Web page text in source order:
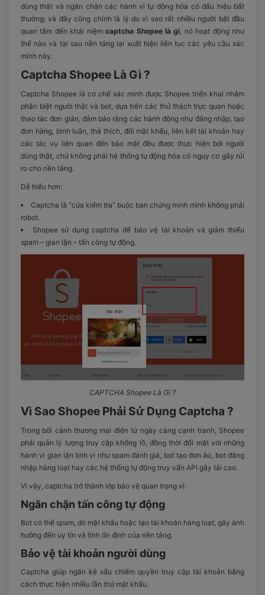
dùng thật và ngăn chặn các hành vi tự động hóa có dấu hiệu bất
thường; và đây cũng chính là lý do vì sao rất nhiều người bắt đầu
quan tâm đến khái niệmcaptcha Shopee là gì, nó hoạt động như
thế nào và tại sao nền tảng lại xuất hiện liên tục các yêu cầu xác
minh này.
Captcha Shopee Là Gì ?
Captcha Shopee là cơ chế xác minh được Shopee triển khai nhằm
phân biệt người thật và bot, dựa trên các thử thách trực quan hoặc
thao tác đơn giản, đảm bảo rằng các hành động như đăng nhập, tạo
đơn hàng, bình luận, thả thích, đổi mật khẩu, liên kết tài khoản hay
các tác vụ liên quan đến bảo mật đều được thực hiện bởi người
dùng thật, chứ không phải hệ thống tự động hóa có nguy cơ gây rủi
ro cho nền tảng.
Dễ hiểu hơn:
Captcha là “cửa kiểm tra” buộc bạn chứng minh mình không phải
robot.
Shopee sử dụng captcha để bảo vệ tài khoản và giảm thiểu
spam – gian lận – tấn công tự động.
CAPTCHA Shopee Là Gì ?
Vì Sao Shopee Phải Sử Dụng Captcha ?
Trong bối cảnh thương mại điện tử ngày càng cạnh tranh, Shopee
phải quản lý lượng truy cập khổng lồ, đồng thời đối mặt với những
hành vi gian lận tinh vi như spam đánh giá, bot tạo đơn ảo, bot đăng
nhập hàng loạt hay các hệ thống tự động truy vấn API gây tải cao.
Vì vậy, captcha trở thành lớp bảo vệ quan trọng vì:
Ngăn chặn tấn công tự động
Bot có thể spam, dò mật khẩu hoặc tạo tài khoản hàng loạt, gây ảnh
hưởng đến uy tín và tính ổn định của nền tảng.
Bảo vệ tài khoản người dùng
Captcha giúp ngăn kẻ xấu chiếm quyền truy cập tài khoản bằng
cách thực hiện nhiều lần thử mật khẩu.